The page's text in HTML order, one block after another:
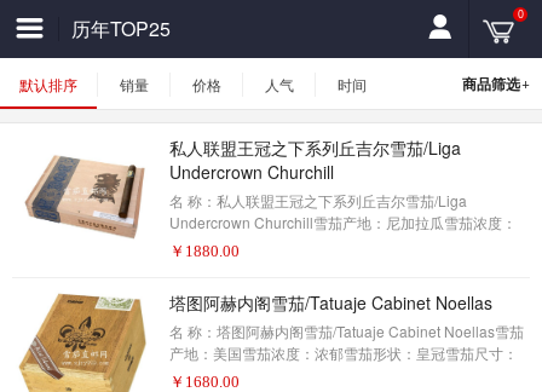
历年TOP25
0
商品筛选+
默认排序 销量 价格 人气 时间
私人联盟王冠之下系列丘吉尔雪茄/Liga
Undercrown Churchill
名 称：私人联盟王冠之下系列丘吉尔雪茄/Liga
Undercrown Churchill雪茄产地：尼加拉瓜雪茄浓度：
中等-浓郁雪茄形状：丘吉尔雪茄尺寸：7 x 48包装数
Estate)首次登上了这一舞台。它被认为是一种替代烟，
作为一种更昂贵和更高需求的私人联盟雪茄。故事是这
样的，在Drew Estate工厂里的赌客们抽太多的私人联盟
雪茄，所以他们在被告知停止耗尽私人
￥ 1880.00
塔图阿赫内阁雪茄/Tatuaje Cabinet Noellas
名 称：塔图阿赫内阁雪茄/Tatuaje Cabinet Noellas雪茄
产地：美国雪茄浓度：浓郁雪茄形状：皇冠雪茄尺寸：
5.12 x 42包装数量：25制作方式：手工描 述：雪茄爱好
￥ 1680.00